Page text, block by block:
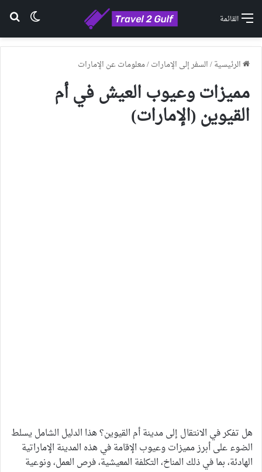
القائمة
الرئيسية/السفر إلى الإمارات/معلومات عن الإمارات
مميزات وعيوب العيش في أم
القيوين (الإمارات)
هل تفكر في الانتقال إلى مدينة أم القيوين؟ هذا الدليل الشامل يسلط
الضوء على أبرز مميزات وعيوب الإقامة في هذه المدينة الإماراتية
الهادئة، بما في ذلك المناخ، التكلفة المعيشية، فرص العمل، ونوعية